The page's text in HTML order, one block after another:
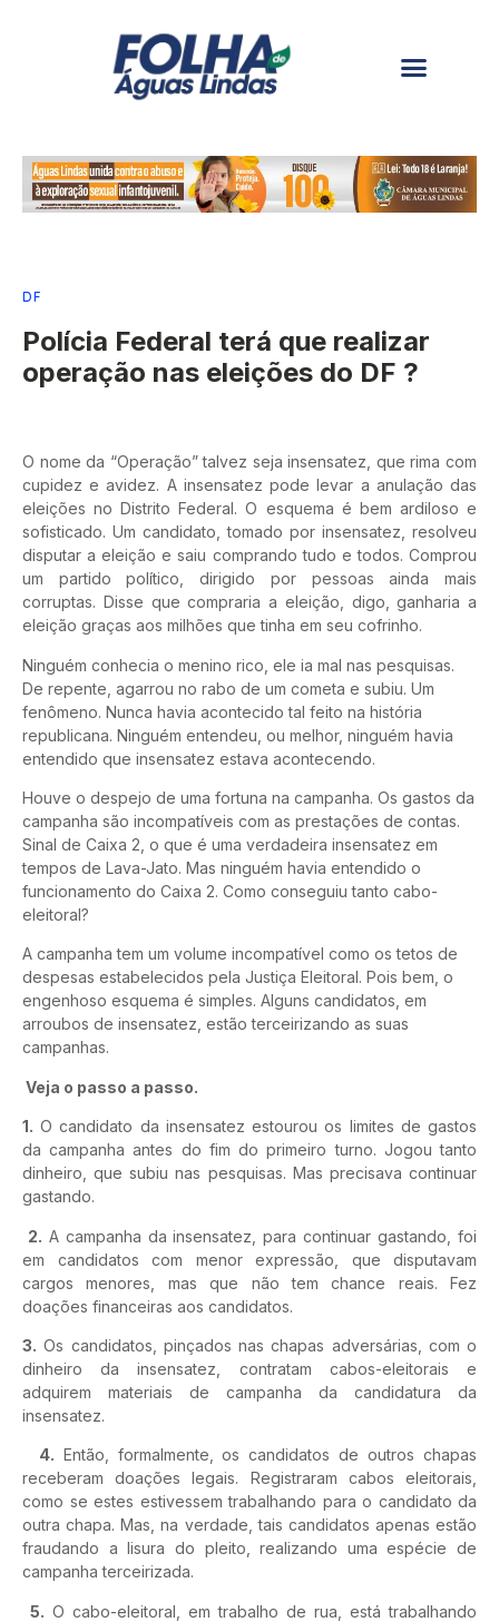
DF
Polícia Federal terá que realizar
operação nas eleições do DF ?
O nome da “Operação” talvez seja insensatez, que rima com
cupidez e avidez. A insensatez pode levar a anulação das
eleições no Distrito Federal. O esquema é bem ardiloso e
sofisticado. Um candidato, tomado por insensatez, resolveu
disputar a eleição e saiu comprando tudo e todos. Comprou
um partido político, dirigido por pessoas ainda mais
corruptas. Disse que compraria a eleição, digo, ganharia a
eleição graças aos milhões que tinha em seu cofrinho.
Ninguém conhecia o menino rico, ele ia mal nas pesquisas.
De repente, agarrou no rabo de um cometa e subiu. Um
fenômeno. Nunca havia acontecido tal feito na história
republicana. Ninguém entendeu, ou melhor, ninguém havia
entendido que insensatez estava acontecendo.
Houve o despejo de uma fortuna na campanha. Os gastos da
campanha são incompatíveis com as prestações de contas.
Sinal de Caixa 2, o que é uma verdadeira insensatez em
tempos de Lava-Jato. Mas ninguém havia entendido o
funcionamento do Caixa 2. Como conseguiu tanto cabo-
eleitoral?
A campanha tem um volume incompatível como os tetos de
despesas estabelecidos pela Justiça Eleitoral. Pois bem, o
engenhoso esquema é simples. Alguns candidatos, em
arroubos de insensatez, estão terceirizando as suas
campanhas.
Veja o passo a passo.
1. O candidato da insensatez estourou os limites de gastos
da campanha antes do fim do primeiro turno. Jogou tanto
dinheiro, que subiu nas pesquisas. Mas precisava continuar
gastando.
2. A campanha da insensatez, para continuar gastando, foi
em candidatos com menor expressão, que disputavam
cargos menores, mas que não tem chance reais. Fez
doações financeiras aos candidatos.
3. Os candidatos, pinçados nas chapas adversárias, com o
dinheiro da insensatez, contratam cabos-eleitorais e
adquirem materiais de campanha da candidatura da
insensatez.
4. Então, formalmente, os candidatos de outros chapas
receberam doações legais. Registraram cabos eleitorais,
como se estes estivessem trabalhando para o candidato da
outra chapa. Mas, na verdade, tais candidatos apenas estão
fraudando a lisura do pleito, realizando uma espécie de
campanha terceirizada.
5. O cabo-eleitoral, em trabalho de rua, está trabalhando